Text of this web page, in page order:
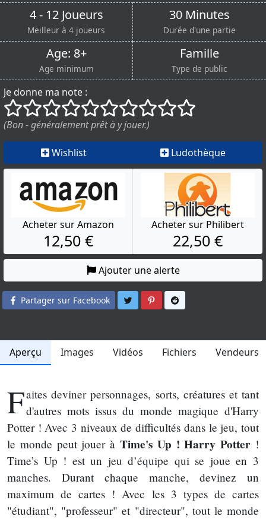
4 - 12 Joueurs
Meilleur à 4 joueurs
30 Minutes
Durée d'une partie
Age: 8+
Age minimum
Famille
Type de public
Je donne ma note :
()
() () () () () () () ()
()
(Bon - généralement prêt à y jouer.)
Wishlist Ludothèque
Acheter sur Amazon
12,50 €
Acheter sur Philibert
22,50 €
Ajouter une alerte
Partager sur Facebook Partager sur Twitter
Partager sur Pinterest
Aperçu Images Vidéos Fichiers Vendeurs
Faites deviner personnages, sorts, créatures et tant
d'autres mots issus du monde magique d'Harry
Potter ! Avec 3 niveaux de difficultés dans le jeu, tout
le monde peut jouer à Time's Up ! Harry Potter !
Time’s Up ! est un jeu d’équipe qui se joue en 3
manches. Durant chaque manche, devinez un
maximum de cartes ! Avec les 3 types de cartes
"étudiant", "professeur" et "directeur", tout le monde